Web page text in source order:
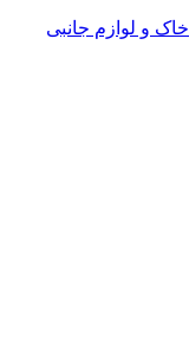
خاک و لوازم جانبی